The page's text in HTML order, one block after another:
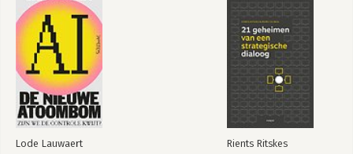
Bekijk alle boeken
Zelf aan de slag: platformen, tools en content
6 De kunst van het online faciliteren
Ontwikkel je eigen facilitatorstijl
Waarin verschilt online van live faciliteren?
Deelnemers actief en betrokken houden
Aan de slag! Over rollen en taken
Van samenwerkend leren tot online peer feedback
Faciliteren van live online sessies
Lode Lauwaert Rients Ritskes